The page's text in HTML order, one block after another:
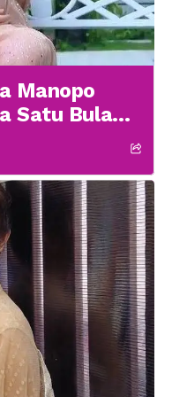
Manopo
Satu Bulan